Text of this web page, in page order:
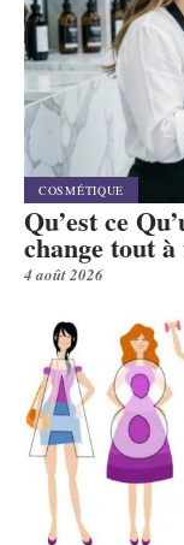
COSMÉTIQUE
Qu’est ce
change tout
4 août 2026